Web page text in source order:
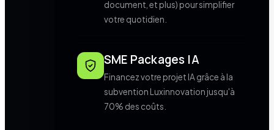
document, et plus) pour simplifier
votre quotidien.
SME Packages IA
Financez votre projet IA grâce à la
subvention Luxinnovation jusqu'à
70% des coûts.